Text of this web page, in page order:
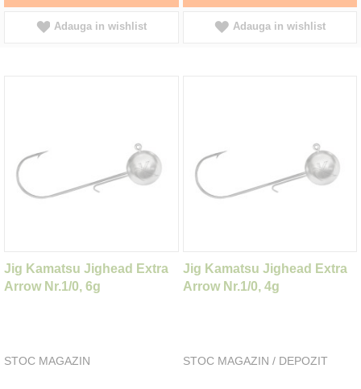
Adauga in wishlist Adauga in wishlist
Jig Kamatsu Jighead Extra
Arrow Nr.1/0, 6g
STOC MAGAZIN
Jig Kamatsu Jighead Extra
Arrow Nr.1/0, 4g
STOC MAGAZIN / DEPOZIT